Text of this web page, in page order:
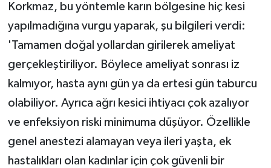
Korkmaz, bu yöntemle karın bölgesine hiç kesi
yapılmadığına vurgu yaparak, şu bilgileri verdi:
'Tamamen doğal yollardan girilerek ameliyat
gerçekleştiriliyor. Böylece ameliyat sonrası iz
kalmıyor, hasta aynı gün ya da ertesi gün taburcu
olabiliyor. Ayrıca ağrı kesici ihtiyacı çok azalıyor
ve enfeksiyon riski minimuma düşüyor. Özellikle
genel anestezi alamayan veya ileri yaşta, ek
hastalıkları olan kadınlar için çok güvenli bir